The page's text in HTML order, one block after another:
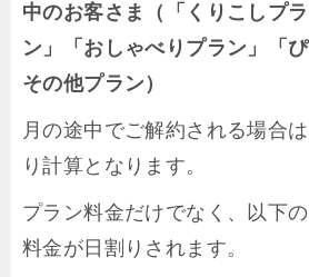
中のお客さま（「くりこしプ
ン」「おしゃべりプラン」「
その他プラン）
月の途中でご解約される場合
り計算となります。
プラン料金だけでなく、以下
料金が日割りされます。